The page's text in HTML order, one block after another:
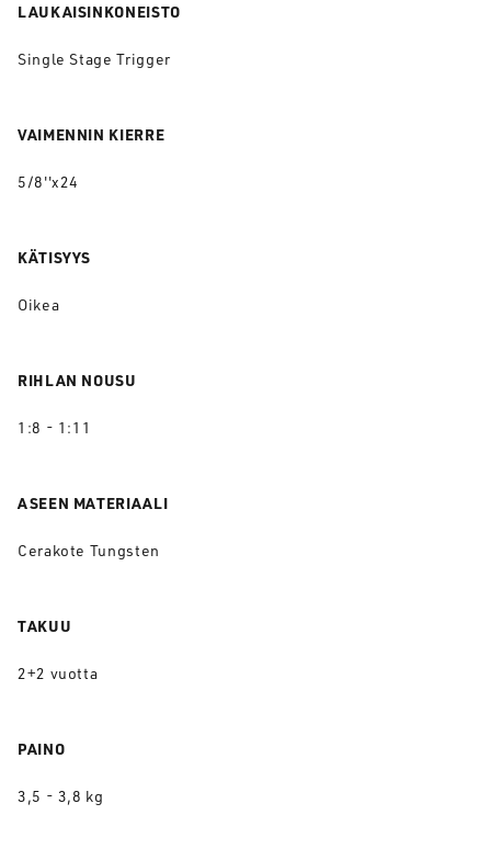
LAUKAISINKONEISTO
Single Stage Trigger
VAIMENNIN KIERRE
5/8''x24
KÄTISYYS
Oikea
RIHLAN NOUSU
1:8 - 1:11
ASEEN MATERIAALI
Cerakote Tungsten
TAKUU
2+2 vuotta
PAINO
3,5 - 3,8 kg